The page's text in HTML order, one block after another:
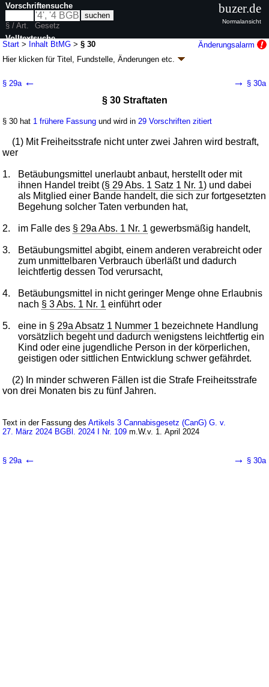
Start > Inhalt BtMG >§ 30
Änderungsalarm
Hier klicken fürTitel, Fundstelle, Änderungen etc.
BGBl. 2026 I Nr. 195
Gifte
wird in 240 Vorschriften zitiert
§ 29a ← → § 30a
§ 30 Straftaten
§ 30 hat 1 frühere Fassung und wird in 29 Vorschriften zitiert
(1) Mit Freiheitsstrafe nicht unter zwei Jahren wird bestraft,
wer
1.
Betäubungsmittel unerlaubt anbaut, herstellt oder mit
ihnen Handel treibt (§ 29 Abs. 1 Satz 1 Nr. 1) und dabei
als Mitglied einer Bande handelt, die sich zur fortgesetzten
Begehung solcher Taten verbunden hat,
2. im Falle des § 29a Abs. 1 Nr. 1 gewerbsmäßig handelt,
3.
Betäubungsmittel abgibt, einem anderen verabreicht oder
zum unmittelbaren Verbrauch überläßt und dadurch
leichtfertig dessen Tod verursacht,
4.
Betäubungsmittel in nicht geringer Menge ohne Erlaubnis
nach § 3 Abs. 1 Nr. 1 einführt oder
5. eine in § 29a Absatz 1 Nummer 1 bezeichnete Handlung
vorsätzlich begeht und dadurch wenigstens leichtfertig ein
Kind oder eine jugendliche Person in der körperlichen,
geistigen oder sittlichen Entwicklung schwer gefährdet.
(2) In minder schweren Fällen ist die Strafe Freiheitsstrafe
von drei Monaten bis zu fünf Jahren.
Text in der Fassung desArtikels 3 Cannabisgesetz (CanG) G. v.
27. März 2024 BGBl. 2024 I Nr. 109 m.W.v. 1. April 2024
§ 29a ← → § 30a
Vorschriftensuche
§ / Art.
Gesetz
Volltextsuche
nur in BtMG
buzer.de
Normalansicht